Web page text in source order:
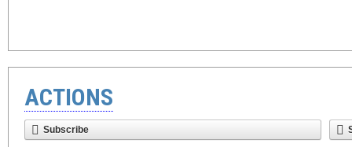
ACTIONS
Subscribe